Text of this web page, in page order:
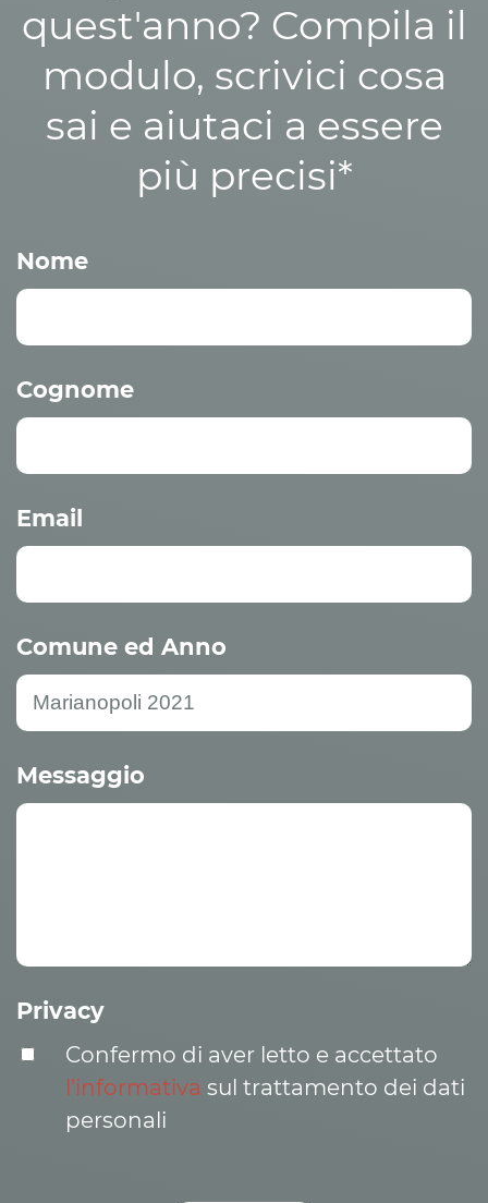
quest'anno? Compila il
modulo, scrivici cosa
sai e aiutaci a essere
più precisi*
Nome
Cognome
Email
Comune ed Anno
Messaggio
Privacy
Confermo di aver letto e accettato
l’informativa sul trattamento dei dati
personali